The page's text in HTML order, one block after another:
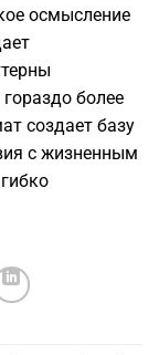
осмысление
более
создает базу
с жизненным